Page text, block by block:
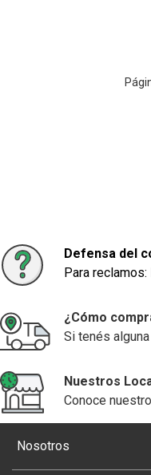
Defensa del
Para
¿Cómo
Si tenés
Nuestros
Conoce
Nosotros